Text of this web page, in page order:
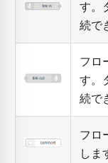
す。
続で
フロ
す。
続で
フロ
しま